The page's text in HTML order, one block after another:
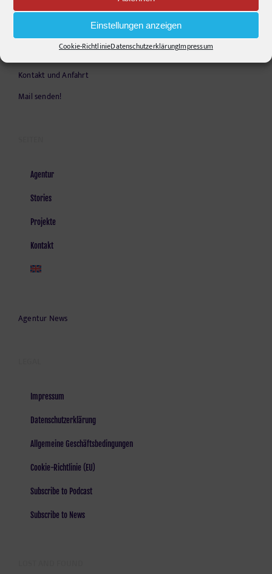
Einstellungen anzeigen
Cookie-RichtlinieDatenschutzerklärungImpressum
info@pr-ide.de
Opening Hours:
Monday - Friday, 9am - 6pm
Kontakt und Anfahrt
Mail senden!
Agentur
Stories
Projekte
Kontakt
Agentur News
Impressum
Datenschutzerklärung
Allgemeine Geschäftsbedingungen
Cookie-Richtlinie (EU)
Subscribe to Podcast
Subscribe to News